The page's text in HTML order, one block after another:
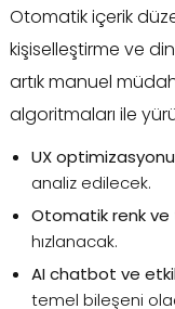
Otomatik içerik
kişiselleştirme ve
artık manuel
algoritmaları ile
UX optimizasyonu
analiz edilecek.
Otomatik renk
hızlanacak.
AI chatbot ve
temel bileşeni